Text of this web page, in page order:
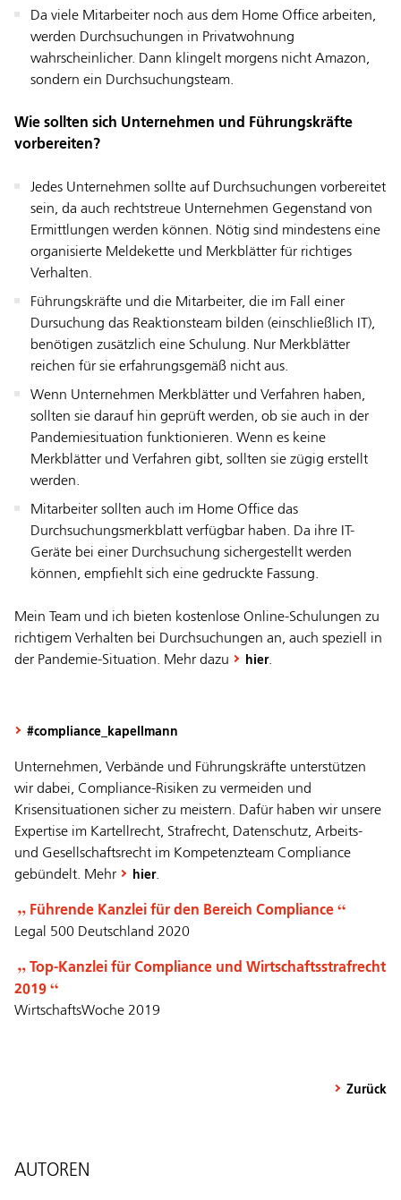
Da viele Mitarbeiter noch aus dem Home Office arbeiten,
werden Durchsuchungen in Privatwohnung
wahrscheinlicher. Dann klingelt morgens nicht Amazon,
sondern ein Durchsuchungsteam.
Wie sollten sich Unternehmen und Führungskräfte
vorbereiten?
Jedes Unternehmen sollte auf Durchsuchungen vorbereitet
sein, da auch rechtstreue Unternehmen Gegenstand von
Ermittlungen werden können. Nötig sind mindestens eine
organisierte Meldekette und Merkblätter für richtiges
Verhalten.
Führungskräfte und die Mitarbeiter, die im Fall einer
Dursuchung das Reaktionsteam bilden (einschließlich IT),
benötigen zusätzlich eine Schulung. Nur Merkblätter
reichen für sie erfahrungsgemäß nicht aus.
Wenn Unternehmen Merkblätter und Verfahren haben,
sollten sie darauf hin geprüft werden, ob sie auch in der
Pandemiesituation funktionieren. Wenn es keine
Merkblätter und Verfahren gibt, sollten sie zügig erstellt
werden.
Mitarbeiter sollten auch im Home Office das
Durchsuchungsmerkblatt verfügbar haben. Da ihre IT-
Geräte bei einer Durchsuchung sichergestellt werden
können, empfiehlt sich eine gedruckte Fassung.
Mein Team und ich bieten kostenlose Online-Schulungen zu
richtigem Verhalten bei Durchsuchungen an, auch speziell in
der Pandemie-Situation. Mehr dazu
hier.
#compliance_kapellmann
Unternehmen, Verbände und Führungskräfte unterstützen
wir dabei, Compliance-Risiken zu vermeiden und
Krisensituationen sicher zu meistern. Dafür haben wir unsere
Expertise im Kartellrecht, Strafrecht, Datenschutz, Arbeits-
und Gesellschaftsrecht im Kompetenzteam Compliance
gebündelt. Mehr
hier.
Führende Kanzlei für den Bereich Compliance
Legal 500 Deutschland 2020
Top-Kanzlei für Compliance und Wirtschaftsstrafrecht
2019
WirtschaftsWoche 2019
Zurück
AUTOREN